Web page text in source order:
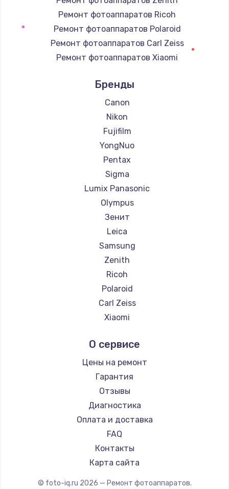
Заказать
1300 руб.
Заказать
Замена сигнальной лампы
1200 руб.
Заказать
Замена системной платы
1500 руб.
Замена температурного датчика
2500 руб.
Замена электроконфорки
Заказать
Техобслуживание
900 руб.
Заказать
Установка / подключение / демонтаж
1300 руб.
Заказать
Ремонт фотоаппаратов Ricoh
Ремонт фотоаппаратов Polaroid
Ремонт фотоаппаратов Carl Zeiss
Ремонт фотоаппаратов Xiaomi
Ремонт фотоаппаратов Kodak
Ремонт фотоаппаратов Blackmagic
Бренды
Canon
Nikon
Fujifilm
YongNuo
Pentax
Sigma
Lumix Panasonic
Olympus
Зенит
Leica
Samsung
Zenith
Ricoh
Polaroid
Carl Zeiss
Xiaomi
Kodak
Blackmagic
О сервисе
Цены на ремонт
Гарантия
Отзывы
Диагностика
Оплата и доставка
FAQ
Контакты
Карта сайта
© foto-iq.ru 2026 — Ремонт фотоаппаратов.